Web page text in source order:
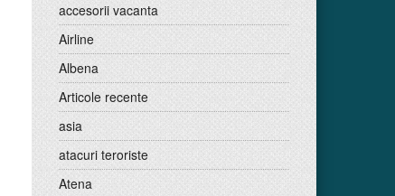
accesorii vacanta
Airline
Albena
Articole recente
asia
atacuri teroriste
Atena